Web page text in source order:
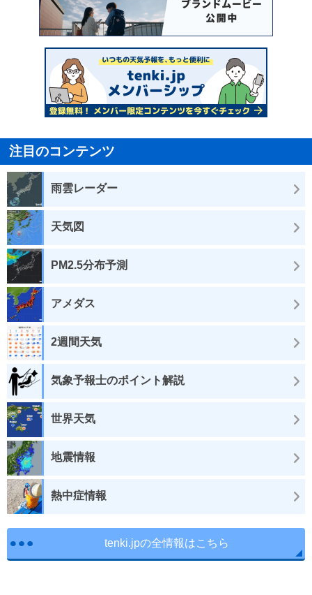
注目のコンテンツ
雨雲レーダー
天気図
PM2.5分布予測
アメダス
2週間天気
気象予報士のポイント解説
世界天気
地震情報
熱中症情報
tenki.jpの全情報はこちら